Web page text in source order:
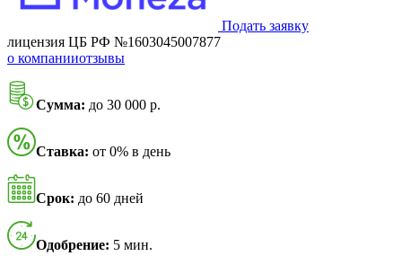
Подать заявку
лицензия ЦБ РФ №1603045007877
о компанииотзывы
Сумма: до 30 000 р.
Ставка: от 0% в день
Срок: до 60 дней
Одобрение: 5 мин.